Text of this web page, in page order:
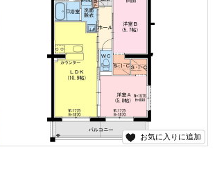
お気に入りに追加